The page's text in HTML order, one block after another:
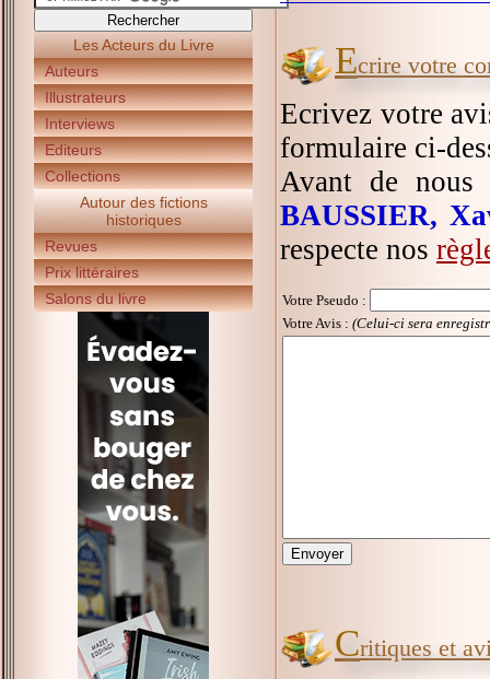
Les Acteurs du Livre
Auteurs
Illustrateurs
Interviews
Editeurs
Collections
Autour des fictions
historiques
Revues
Prix littéraires
Salons du livre
Ecrire votre
Ecrivez votre
formulaire ci-
Avant de
BAUSSIER,
respecte nos
Votre Pseudo :
Votre Avis : (Celui-ci sera
Critiques et